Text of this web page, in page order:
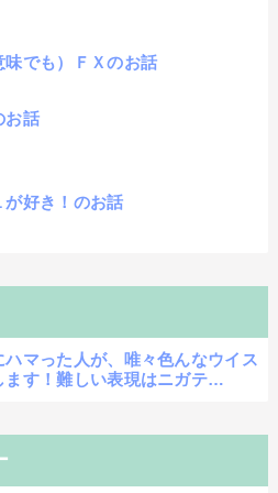
でも）ＦＸのお話
お話
好き！のお話
マった人が、唯々色んなウイス
ます！難しい表現はニガテ…